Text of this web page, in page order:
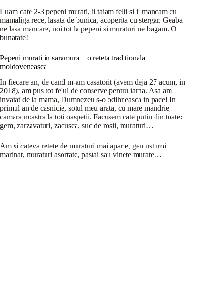
Luam cate 2-3 pepeni murati, ii taiam felii si ii mancam cu
mamaliga rece, lasata de bunica, acoperita cu stergar. Geaba
ne lasa mancare, noi tot la pepeni si muraturi ne bagam. O
bunatate!
Pepeni murati in saramura – o reteta traditionala
moldoveneasca
In fiecare an, de cand m-am casatorit (avem deja 27 acum, in
2018), am pus tot felul de conserve pentru iarna. Asa am
invatat de la mama, Dumnezeu s-o odihneasca in pace! In
primul an de casnicie, sotul meu arata, cu mare mandrie,
camara noastra la toti oaspetii. Facusem cate putin din toate:
gem, zarzavaturi, zacusca, suc de rosii, muraturi…
Am si cateva retete de muraturi mai aparte, gen usturoi
marinat, muraturi asortate, pastai sau vinete murate…